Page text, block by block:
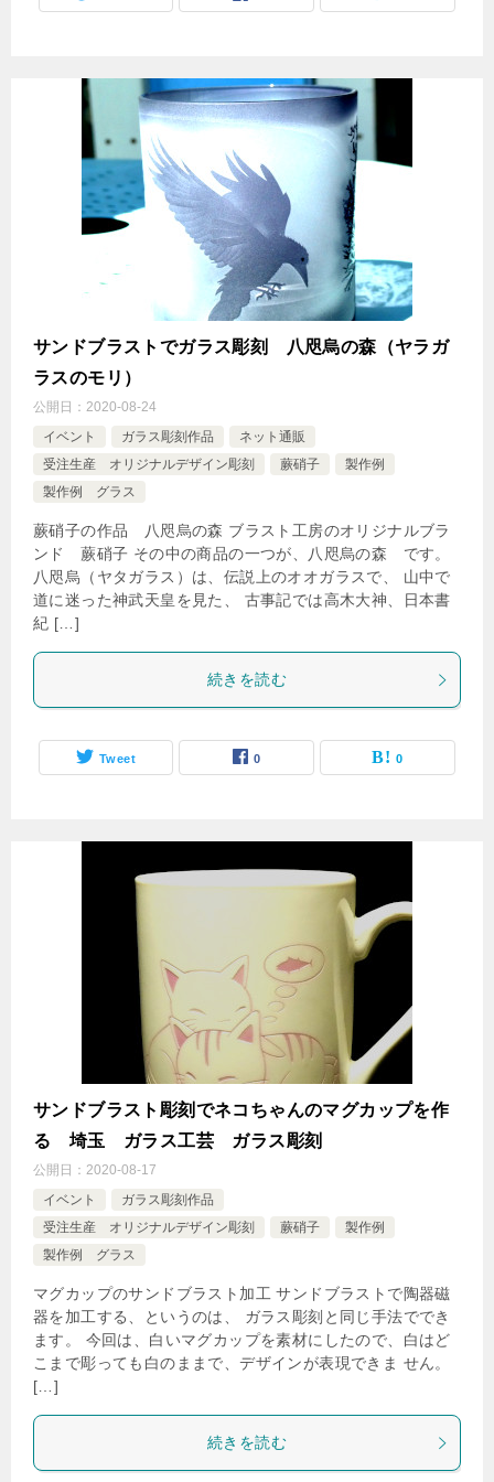
サンドブラストでガラス彫刻 八咫烏の森（ヤラガ
ラスのモリ）
公開日： 2020-08-24
イベント
ガラス彫刻作品
ネット通販
受注生産 オリジナルデザイン彫刻
蕨硝子
製作例
製作例 グラス
蕨硝子の作品 八咫烏の森 ブラスト工房のオリジナルブラ
ンド 蕨硝子 その中の商品の一つが、八咫烏の森 です。
八咫烏（ヤタガラス）は、伝説上のオオガラスで、 山中で
道に迷った神武天皇を見た、 古事記では高木大神、日本書
紀 […]
続きを読む
Tweet 0 0
サンドブラスト彫刻でネコちゃんのマグカップを作
る 埼玉 ガラス工芸 ガラス彫刻
公開日： 2020-08-17
イベント
ガラス彫刻作品
受注生産 オリジナルデザイン彫刻
蕨硝子
製作例
製作例 グラス
マグカップのサンドブラスト加工 サンドブラストで陶器磁
器を加工する、というのは、 ガラス彫刻と同じ手法ででき
ます。 今回は、白いマグカップを素材にしたので、白はど
こまで彫っても白のままで、デザインが表現できま せん。
[…]
続きを読む